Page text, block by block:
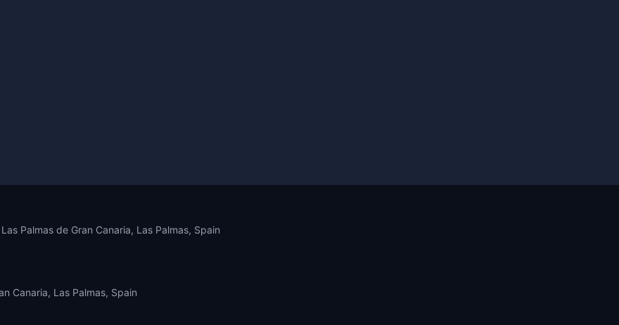
Palmas de Gran Canaria, Las Palmas, Spain
Canaria, Las Palmas, Spain